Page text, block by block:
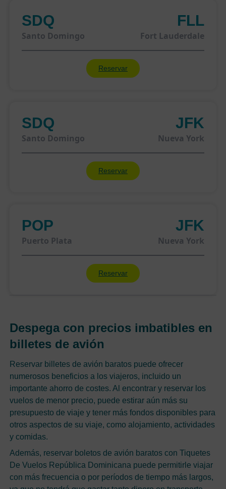
SDQ
Santo Domingo
FLL
Fort Lauderdale
Reservar
SDQ
Santo Domingo
JFK
Nueva York
Reservar
POP
Puerto Plata
JFK
Nueva York
Reservar
Despega con precios imbatibles en
billetes de avión
Reservar billetes de avión baratos puede ofrecer
numerosos beneficios a los viajeros, incluido un
importante ahorro de costes. Al encontrar y reservar los
vuelos de menor precio, puede estirar aún más su
presupuesto de viaje y tener más fondos disponibles para
otros aspectos de su viaje, como alojamiento, actividades
y comidas.
Además, reservar boletos de avión baratos con Tiquetes
De Vuelos República Dominicana puede permitirle viajar
con más frecuencia o por períodos de tiempo más largos,